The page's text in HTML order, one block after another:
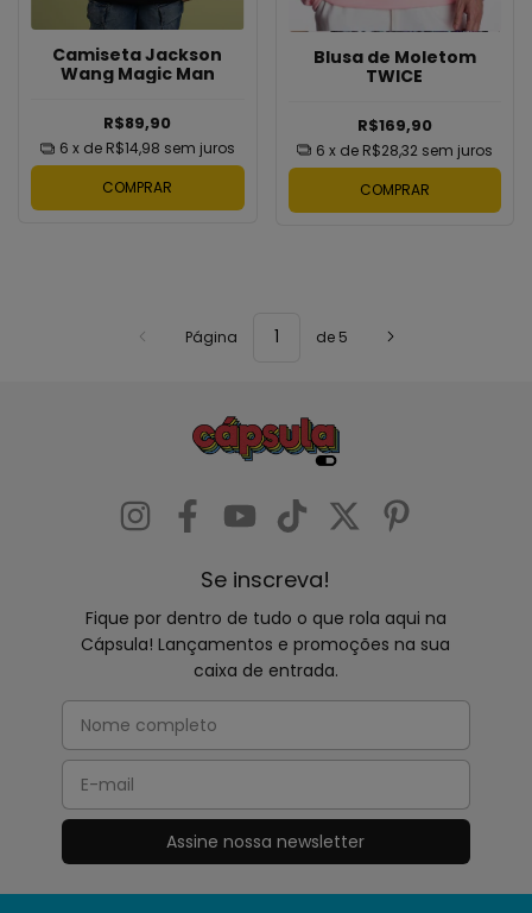
Camiseta Jackson
Wang Magic Man
R$89,90
6 x de R$14,98 sem juros
COMPRAR
Blusa de Moletom
TWICE
R$169,90
6 x de R$28,32 sem juros
COMPRAR
Página de 5
Se inscreva!
Fique por dentro de tudo o que rola aqui na
Cápsula! Lançamentos e promoções na sua
caixa de entrada.